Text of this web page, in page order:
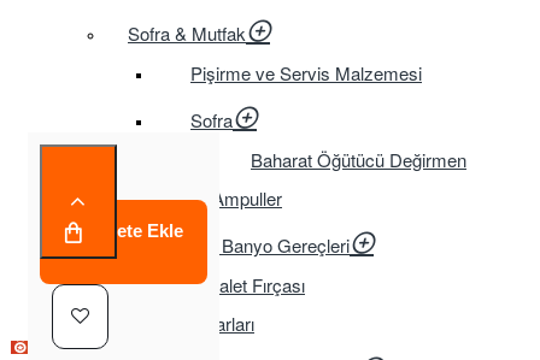
Sofra & Mutfak
Pişirme ve Servis Malzemesi
Sofra
Baharat Öğütücü Değirmen
Tasarruflu Ampuller
Temizlik ve Banyo Gereçleri
Tuvalet Fırçası
TV Aksesuarları
Sepete Ekle
Çok Satılan Ürün
Çok Satılan Ürün
Çok Satılan Ürün
Çok Satılan Ürün